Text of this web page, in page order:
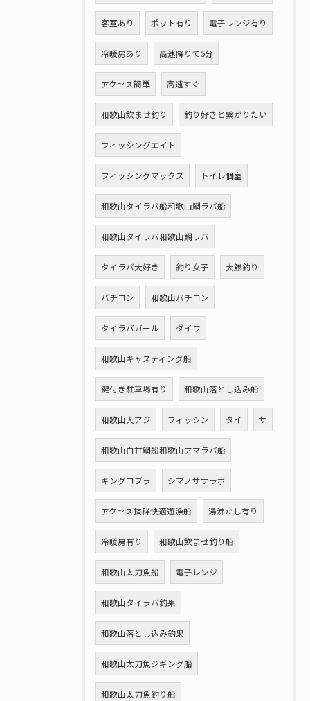
客室あり ポット有り 電子レンジ有り
冷暖房あり 高速降りて5分
アクセス簡単 高速すぐ
和歌山飲ませ釣り 釣り好きと繋がりたい
フィッシングエイト
フィッシングマックス トイレ個室
和歌山タイラバ船和歌山鯛ラバ船
和歌山タイラバ和歌山鯛ラバ
タイラバ大好き 釣り女子 大鯵釣り
バチコン 和歌山バチコン
タイラバガール ダイワ
和歌山キャスティング船
鍵付き駐車場有り 和歌山落とし込み船
和歌山大アジ フィッシン タイ サ
和歌山白甘鯛船和歌山アマラバ船
キングコブラ シマノササラボ
アクセス抜群快適遊漁船 湯沸かし有り
冷暖房有り 和歌山飲ませ釣り船
和歌山太刀魚船 電子レンジ
和歌山タイラバ釣果
和歌山落とし込み釣果
和歌山太刀魚ジギング船
和歌山太刀魚釣り船